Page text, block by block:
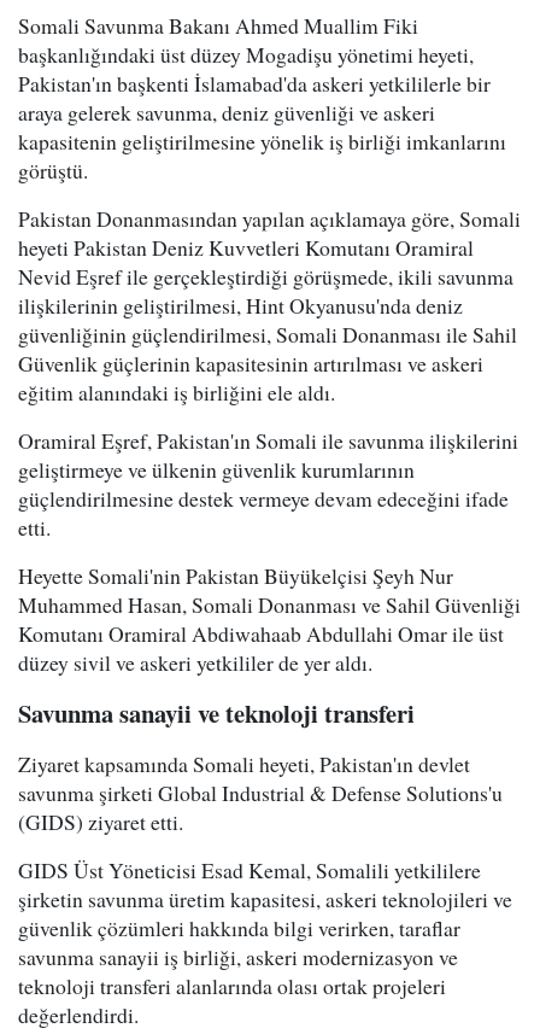
Somali Savunma Bakanı Ahmed Muallim Fiki
başkanlığındaki üst düzey Mogadişu yönetimi heyeti,
Pakistan'ın başkenti İslamabad'da askeri yetkililerle bir
araya gelerek savunma, deniz güvenliği ve askeri
kapasitenin geliştirilmesine yönelik iş birliği imkanlarını
görüştü.
Pakistan Donanmasından yapılan açıklamaya göre, Somali
heyeti Pakistan Deniz Kuvvetleri Komutanı Oramiral
Nevid Eşref ile gerçekleştirdiği görüşmede, ikili savunma
ilişkilerinin geliştirilmesi, Hint Okyanusu'nda deniz
güvenliğinin güçlendirilmesi, Somali Donanması ile Sahil
Güvenlik güçlerinin kapasitesinin artırılması ve askeri
eğitim alanındaki iş birliğini ele aldı.
Oramiral Eşref, Pakistan'ın Somali ile savunma ilişkilerini
geliştirmeye ve ülkenin güvenlik kurumlarının
güçlendirilmesine destek vermeye devam edeceğini ifade
etti.
Heyette Somali'nin Pakistan Büyükelçisi Şeyh Nur
Muhammed Hasan, Somali Donanması ve Sahil Güvenliği
Komutanı Oramiral Abdiwahaab Abdullahi Omar ile üst
düzey sivil ve askeri yetkililer de yer aldı.
Savunma sanayii ve teknoloji transferi
Ziyaret kapsamında Somali heyeti, Pakistan'ın devlet
savunma şirketi Global Industrial & Defense Solutions'u
(GIDS) ziyaret etti.
GIDS Üst Yöneticisi Esad Kemal, Somalili yetkililere
şirketin savunma üretim kapasitesi, askeri teknolojileri ve
güvenlik çözümleri hakkında bilgi verirken, taraflar
savunma sanayii iş birliği, askeri modernizasyon ve
teknoloji transferi alanlarında olası ortak projeleri
değerlendirdi.